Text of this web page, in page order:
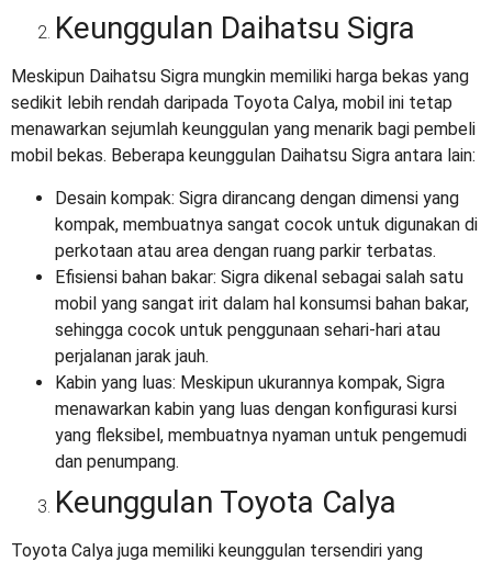
Keunggulan Daihatsu Sigra
Meskipun Daihatsu Sigra mungkin memiliki harga bekas yang
sedikit lebih rendah daripada Toyota Calya, mobil ini tetap
menawarkan sejumlah keunggulan yang menarik bagi pembeli
mobil bekas. Beberapa keunggulan Daihatsu Sigra antara lain:
Desain kompak: Sigra dirancang dengan dimensi yang
kompak, membuatnya sangat cocok untuk digunakan di
perkotaan atau area dengan ruang parkir terbatas.
Efisiensi bahan bakar: Sigra dikenal sebagai salah satu
mobil yang sangat irit dalam hal konsumsi bahan bakar,
sehingga cocok untuk penggunaan sehari-hari atau
perjalanan jarak jauh.
Kabin yang luas: Meskipun ukurannya kompak, Sigra
menawarkan kabin yang luas dengan konfigurasi kursi
yang fleksibel, membuatnya nyaman untuk pengemudi
dan penumpang.
Keunggulan Toyota Calya
Toyota Calya juga memiliki keunggulan tersendiri yang